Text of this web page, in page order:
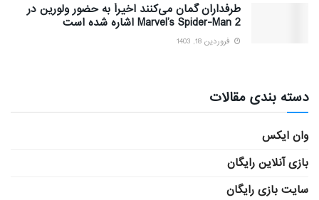
طرفداران گمان می‌کنند اخیراً به حضور ولورین در
Marvel’s Spider-Man 2 اشاره شده است
فروردین 18, 1403
دسته بندی مقالات
وان ایکس
بازی آنلاین رایگان
سایت بازی رایگان